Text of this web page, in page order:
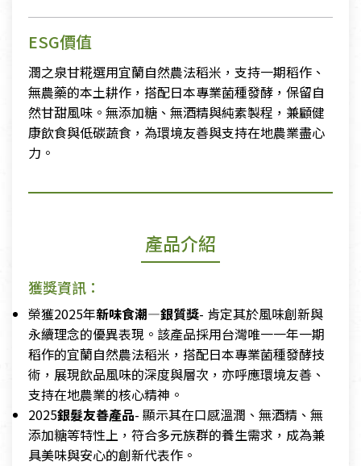
ESG價值
潤之泉甘糀選用宜蘭自然農法稻米，支持一期稻作、
無農藥的本土耕作，搭配日本專業菌種發酵，保留自
然甘甜風味。無添加糖、無酒精與純素製程，兼顧健
康飲食與低碳蔬食，為環境友善與支持在地農業盡心
力。
產品介紹
獲獎資訊：
榮獲2025年新味食潮—銀質獎- 肯定其於風味創新與
永續理念的優異表現。該產品採用台灣唯一一年一期
稻作的宜蘭自然農法稻米，搭配日本專業菌種發酵技
術，展現飲品風味的深度與層次，亦呼應環境友善、
支持在地農業的核心精神。
2025銀髮友善產品- 顯示其在口感溫潤、無酒精、無
添加糖等特性上，符合多元族群的養生需求，成為兼
具美味與安心的創新代表作。